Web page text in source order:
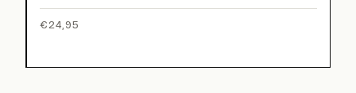
€24,95